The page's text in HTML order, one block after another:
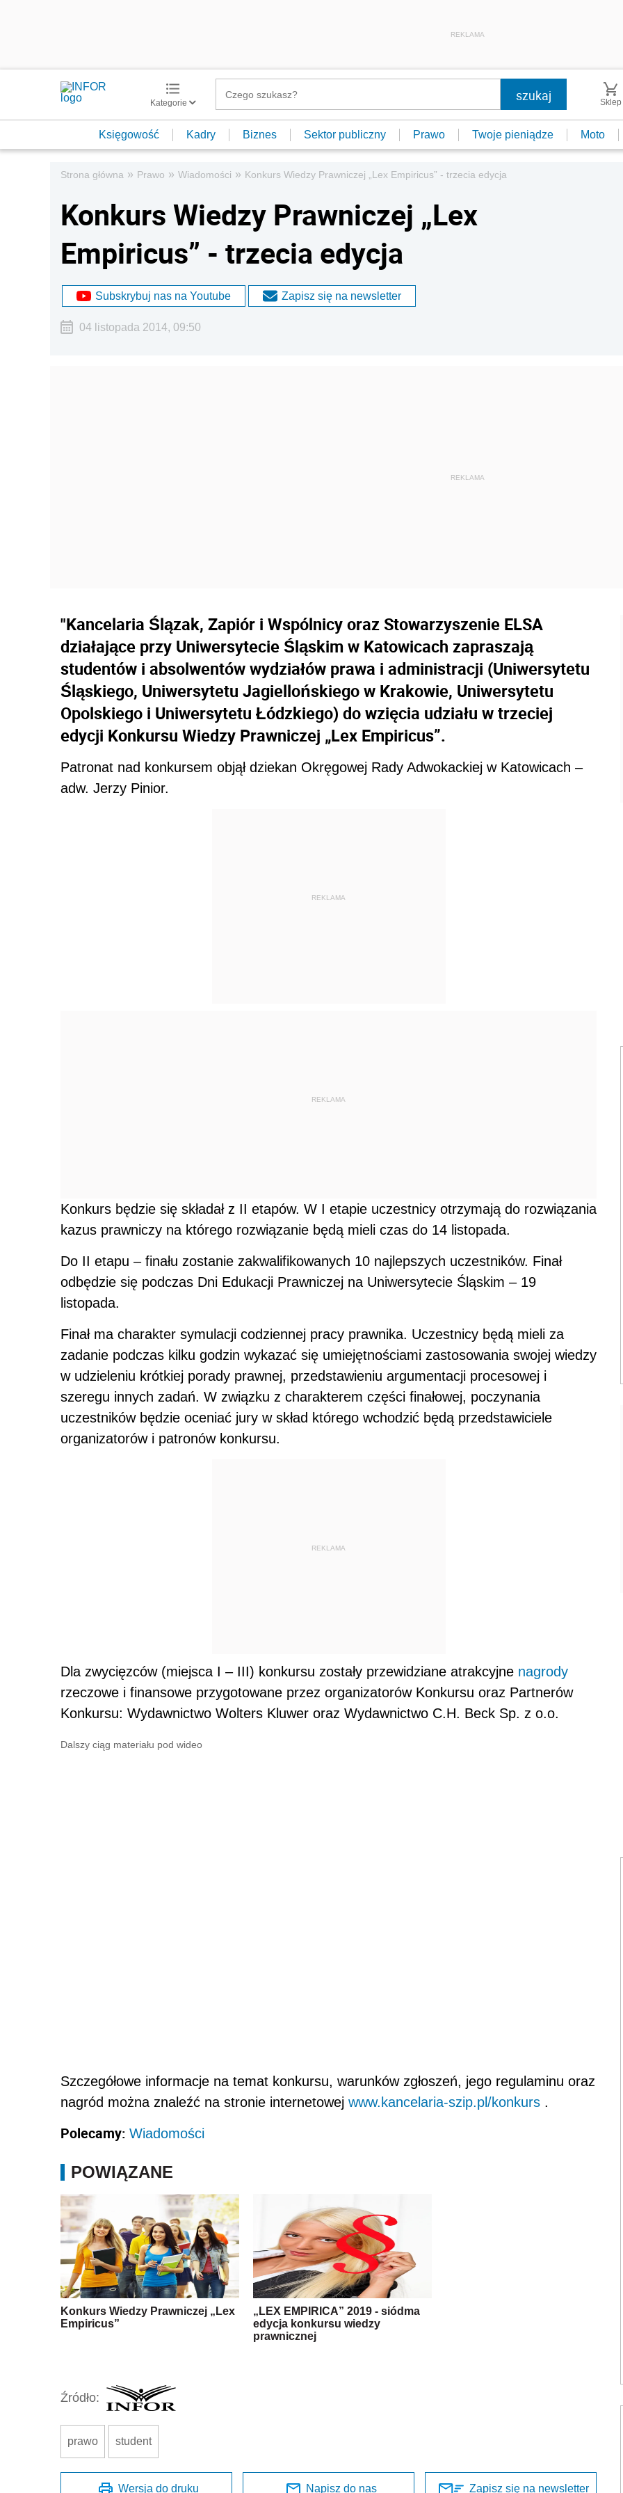
REKLAMA
Kategorie Sklep
Księgowość Kadry Biznes Sektor publiczny Prawo Twoje pieniądze Moto
Strona główna » Prawo » Wiadomości » Konkurs Wiedzy Prawniczej „Lex Empiricus” - trzecia edycja
Konkurs Wiedzy Prawniczej „Lex
Empiricus” - trzecia edycja
Subskrybuj nas na Youtube Zapisz się na newsletter
04 listopada 2014, 09:50
"Kancelaria Ślązak, Zapiór i Wspólnicy oraz Stowarzyszenie ELSA
działające przy Uniwersytecie Śląskim w Katowicach zapraszają
studentów i absolwentów wydziałów prawa i administracji (Uniwersytetu
Śląskiego, Uniwersytetu Jagiellońskiego w Krakowie, Uniwersytetu
Opolskiego i Uniwersytetu Łódzkiego) do wzięcia udziału w trzeciej
edycji Konkursu Wiedzy Prawniczej „Lex Empiricus”.
Patronat nad konkursem objął dziekan Okręgowej Rady Adwokackiej w Katowicach –
adw. Jerzy Pinior.
REKLAMA
REKLAMA
Konkurs będzie się składał z II etapów. W I etapie uczestnicy otrzymają do rozwiązania
kazus prawniczy na którego rozwiązanie będą mieli czas do 14 listopada.
Do II etapu – finału zostanie zakwalifikowanych 10 najlepszych uczestników. Finał
odbędzie się podczas Dni Edukacji Prawniczej na Uniwersytecie Śląskim – 19
listopada.
Finał ma charakter symulacji codziennej pracy prawnika. Uczestnicy będą mieli za
zadanie podczas kilku godzin wykazać się umiejętnościami zastosowania swojej wiedzy
w udzieleniu krótkiej porady prawnej, przedstawieniu argumentacji procesowej i
szeregu innych zadań. W związku z charakterem części finałowej, poczynania
uczestników będzie oceniać jury w skład którego wchodzić będą przedstawiciele
organizatorów i patronów konkursu.
REKLAMA
Dla zwycięzców (miejsca I – III) konkursu zostały przewidziane atrakcyjne nagrody
rzeczowe i finansowe przygotowane przez organizatorów Konkursu oraz Partnerów
Konkursu: Wydawnictwo Wolters Kluwer oraz Wydawnictwo C.H. Beck Sp. z o.o.
Dalszy ciąg materiału pod wideo
Szczegółowe informacje na temat konkursu, warunków zgłoszeń, jego regulaminu oraz
nagród można znaleźć na stronie internetowej www.kancelaria-szip.pl/konkurs .
Polecamy: Wiadomości
POWIĄZANE
Konkurs Wiedzy Prawniczej „Lex
Empiricus”
„LEX EMPIRICA” 2019 - siódma
edycja konkursu wiedzy
prawnicznej
Źródło:
prawo student
Wersja do druku Napisz do nas Zapisz się na newsletter